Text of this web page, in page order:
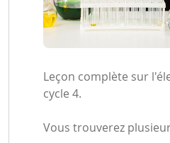
Leçon complète sur
cycle 4.
Vous trouverez